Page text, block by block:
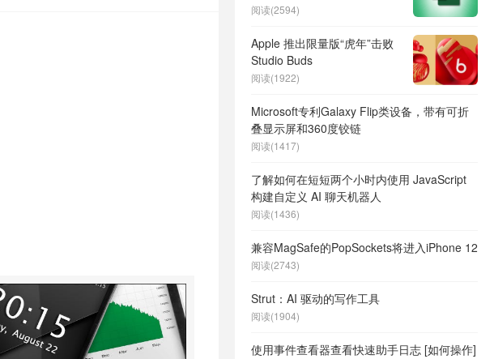
阅读(2594)
Apple 推出限量版“虎年”击败
Studio Buds
阅读(1922)
Microsoft专利Galaxy Flip类设备，带有可折
叠显示屏和360度铰链
阅读(1417)
了解如何在短短两个小时内使用 JavaScript
构建自定义 AI 聊天机器人
阅读(1436)
兼容MagSafe的PopSockets将进入iPhone 12
阅读(2743)
Strut：AI 驱动的写作工具
阅读(1904)
使用事件查看器查看快速助手日志 [如何操作]